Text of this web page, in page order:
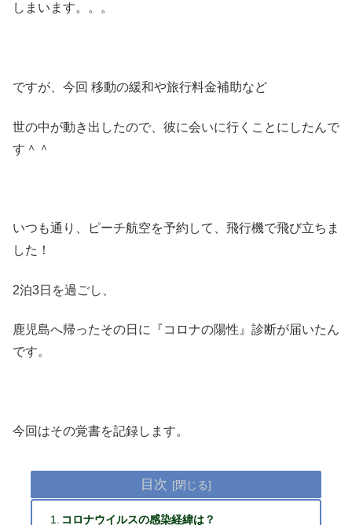
しまいます。。。
ですが、今回 移動の緩和や旅行料金補助など
世の中が動き出したので、彼に会いに行くことにしたんで
す＾＾
いつも通り、ピーチ航空を予約して、飛行機で飛び立ちま
した！
2泊3日を過ごし、
鹿児島へ帰ったその日に『コロナの陽性』診断が届いたん
です。
今回はその覚書を記録します。
目次
コロナウイルスの感染経緯は？